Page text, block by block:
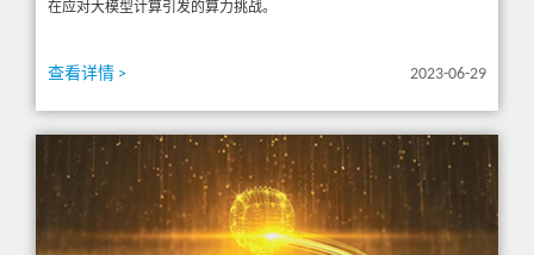
在应对大模型计算引发的算力挑战。
查看详情 > 2023-06-29